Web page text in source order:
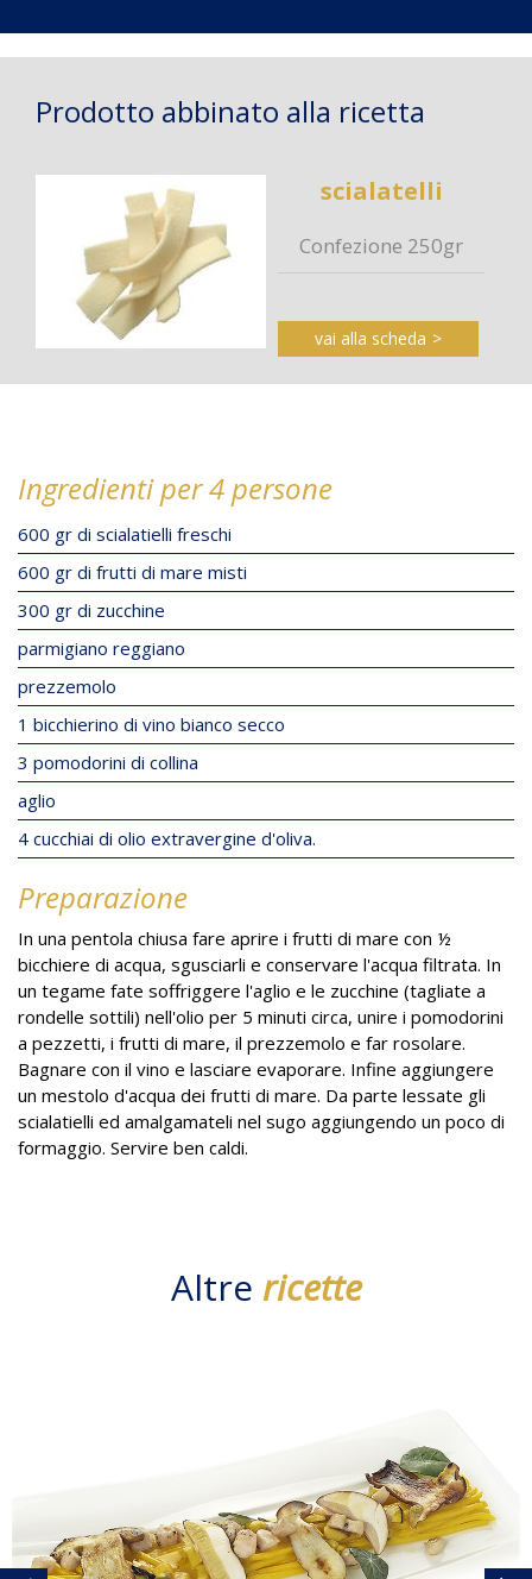
Prodotto abbinato alla ricetta
scialatelli
Confezione 250gr
vai alla scheda
Ingredienti per 4 persone
600 gr di scialatielli freschi
600 gr di frutti di mare misti
300 gr di zucchine
parmigiano reggiano
prezzemolo
1 bicchierino di vino bianco secco
3 pomodorini di collina
aglio
4 cucchiai di olio extravergine d'oliva.
Preparazione
In una pentola chiusa fare aprire i frutti di mare con ½
bicchiere di acqua, sgusciarli e conservare l'acqua filtrata. In
un tegame fate soffriggere l'aglio e le zucchine (tagliate a
rondelle sottili) nell'olio per 5 minuti circa, unire i pomodorini
a pezzetti, i frutti di mare, il prezzemolo e far rosolare.
Bagnare con il vino e lasciare evaporare. Infine aggiungere
un mestolo d'acqua dei frutti di mare. Da parte lessate gli
scialatielli ed amalgamateli nel sugo aggiungendo un poco di
formaggio. Servire ben caldi.
Altre ricette